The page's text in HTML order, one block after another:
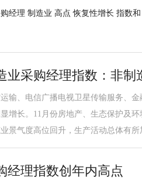
经理 制造业 高点 恢复性增长 指数
业采购经理指数：非
输、电信广播电视卫星传输服务、
增长。11月份房地产、生态保护及
景气度高位回升，生产活动总体有所
经理指数创年内高点